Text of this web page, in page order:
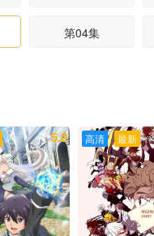
第04集
5.0 最新
高清